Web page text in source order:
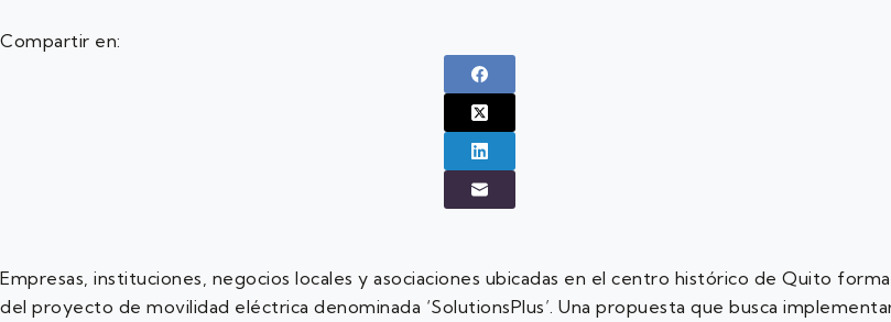
Compartir en:
Empresas, instituciones, negocios locales y asociaciones ubicadas en el centro histórico de Quito
del proyecto de movilidad eléctrica denominada ‘SolutionsPlus’. Una propuesta que busca